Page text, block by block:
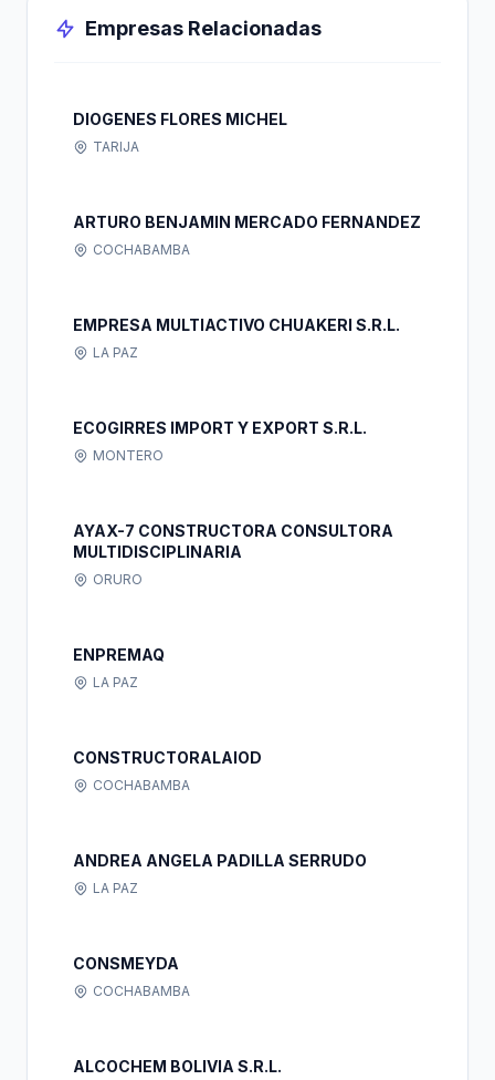
Empresas Relacionadas
DIOGENES FLORES MICHEL
TARIJA
ARTURO BENJAMIN MERCADO FERNANDEZ
COCHABAMBA
EMPRESA MULTIACTIVO CHUAKERI S.R.L.
LA PAZ
ECOGIRRES IMPORT Y EXPORT S.R.L.
MONTERO
AYAX-7 CONSTRUCTORA CONSULTORA
MULTIDISCIPLINARIA
ORURO
ENPREMAQ
LA PAZ
CONSTRUCTORALAIOD
COCHABAMBA
ANDREA ANGELA PADILLA SERRUDO
LA PAZ
CONSMEYDA
COCHABAMBA
ALCOCHEM BOLIVIA S.R.L.